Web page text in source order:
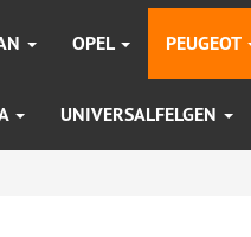
OPEL PEUGEOT
UNIVERSALFELGEN